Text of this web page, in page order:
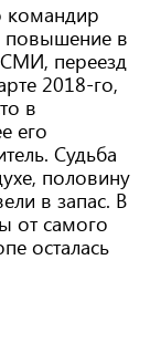
командир
повышение в
переезд
2018-го,
в
его
Судьба
половину
в запас. В
от самого
осталась